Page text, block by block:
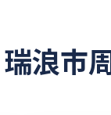
瑞浪市